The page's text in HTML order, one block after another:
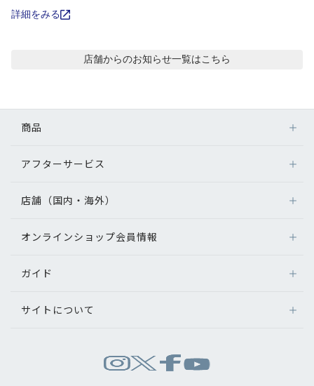
お知らせ
目のまめちしき
採用情報
詳細をみる
店舗からのお知らせ一覧はこちら
商品
メガネ
サングラス
補聴器
グッズ・小物
アフターサービス
アフターサービス
メガネの不具合、修理について
補聴器に関するアフターサービス
店舗（国内・海外）
店舗検索
オンラインショップ会員情報
ログイン
ガイド
オンラインショップご利用ガイド
サイトについて